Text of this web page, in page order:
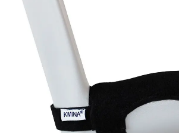
Accessoires Salle de bain
Vêtements & Chaussures
Sécurité